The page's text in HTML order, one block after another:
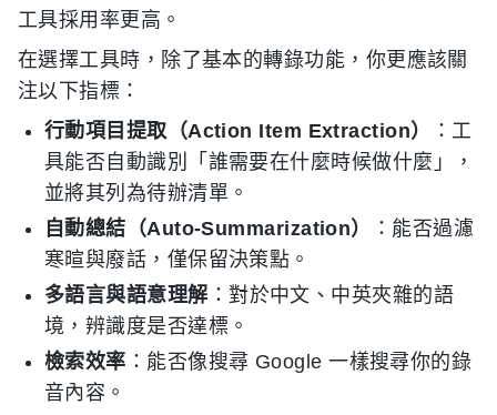
工具採用率更高。
在選擇工具時，除了基本的轉錄功能，你更應該關
注以下指標：
行動項目提取（Action Item Extraction）
：工
具能否自動識別「誰需要在什麼時候做什麼」，
並將其列為待辦清單。
自動總結（Auto-Summarization）
：能否過濾
寒暄與廢話，僅保留決策點。
多語言與語意理解 ：對於中文、中英夾雜的語
境，辨識度是否達標。
檢索效率 ：能否像搜尋 Google 一樣搜尋你的錄
音內容。